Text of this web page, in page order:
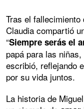
Tras el
Claudia compartió
“Siempre serás el
papá para las
escribió, reflejando
por su vida juntos.
La historia de